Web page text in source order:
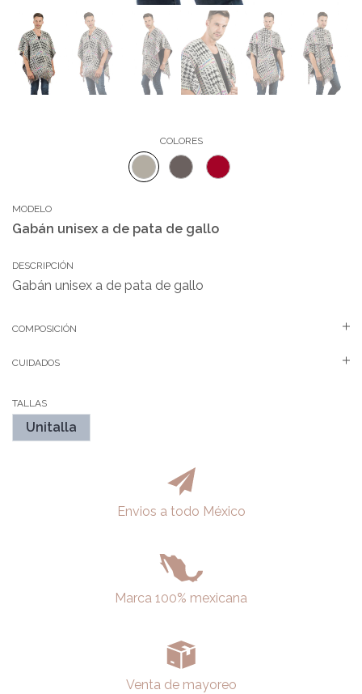
COLORES
MODELO
Gabán unisex a de pata de gallo
DESCRIPCIÓN
Gabán unisex a de pata de gallo
COMPOSICIÓN
CUIDADOS
TALLAS
Unitalla
Envios a todo México
Marca 100% mexicana
Venta de mayoreo